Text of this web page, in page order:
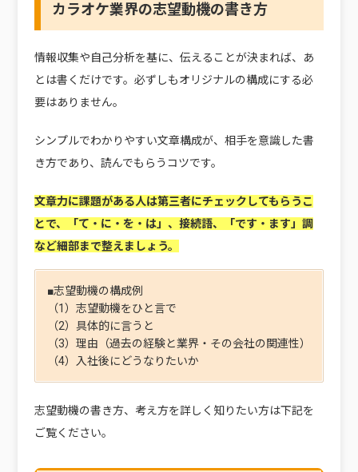
カラオケ業界の志望動機の書き方
情報収集や自己分析を基に、伝えることが決まれば、あ
とは書くだけです。必ずしもオリジナルの構成にする必
要はありません。
シンプルでわかりやすい文章構成が、相手を意識した書
き方であり、読んでもらうコツです。
文章力に課題がある人は第三者にチェックしてもらうこ
とで、「て・に・を・は」、接続語、「です・ます」調
など細部まで整えましょう。
■志望動機の構成例
（1）志望動機をひと言で
（2）具体的に言うと
（3）理由（過去の経験と業界・その会社の関連性）
（4）入社後にどうなりたいか
志望動機の書き方、考え方を詳しく知りたい方は下記を
ご覧ください。